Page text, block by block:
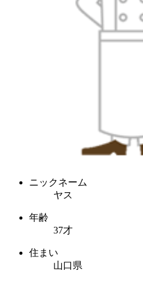
ニックネーム
ヤス
年齢
37才
住まい
山口県